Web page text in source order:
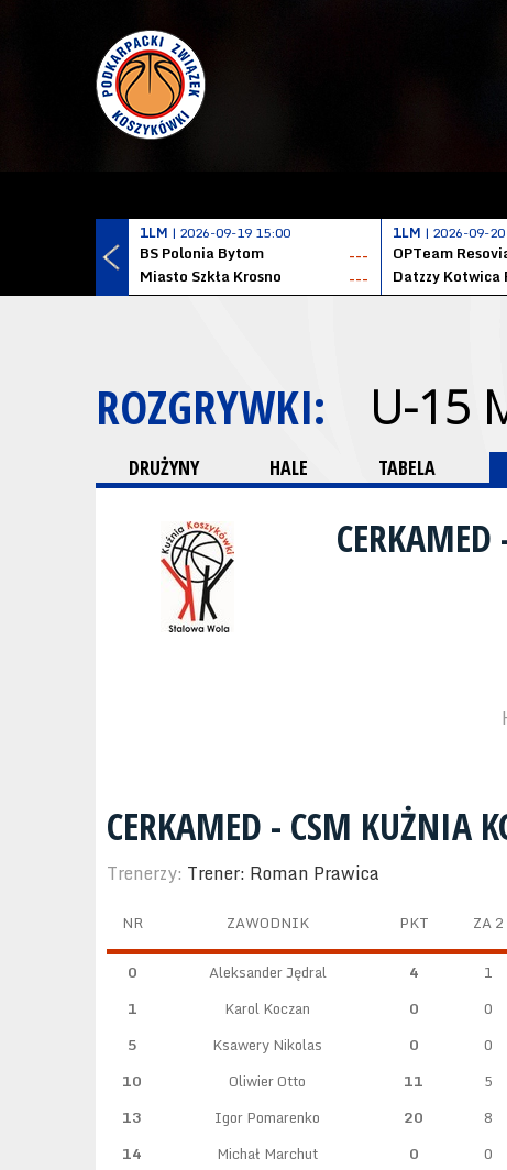
1LM | 2026-09-19 15:00
BS Polonia Bytom
---
Miasto Szkła Krosno
---
1LM | 2026-09-
OPTeam
ROZGRYWKI: U-15
DRUŻYNY HALE TABELA
CERKAMED - CSM KUŻNIA
Trenerzy: Trener: Roman Prawica
NR ZAWODNIK PKT ZA 2
0 Aleksander Jędral 4 1
1
Karol Koczan 0 0
5
Ksawery Nikolas 0 0
10
Oliwier Otto 11 5
13
Igor Pomarenko 20 8
14
Michał Marchut 0 0